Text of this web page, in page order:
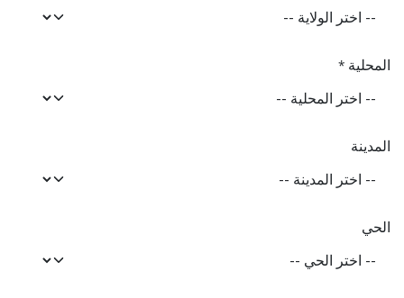
المحلية *
المدينة
الحي